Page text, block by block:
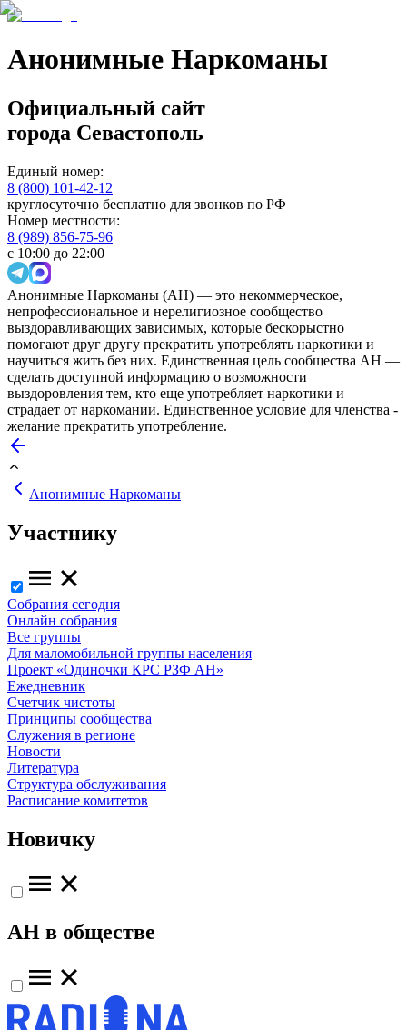
Анонимные Наркоманы
Официальный сайт
города Севастополь
Единый номер:
8 (800) 101-42-12
круглосуточно бесплатно для звонков по РФ
Номер местности:
8 (989) 856-75-96
с 10:00 до 22:00
Анонимные Наркоманы (АН) — это некоммерческое,
непрофессиональное и нерелигиозное сообщество
выздоравливающих зависимых, которые бескорыстно
помогают друг другу прекратить употреблять наркотики и
научиться жить без них. Единственная цель сообщества АН —
сделать доступной информацию о возможности
выздоровления тем, кто еще употребляет наркотики и
страдает от наркомании. Единственное условие для членства -
желание прекратить употребление.
Анонимные Наркоманы
Участнику
Собрания сегодня
Онлайн собрания
Все группы
Для маломобильной группы населения
Проект «Одиночки КРС РЗФ АН»
Ежедневник
Счетчик чистоты
Принципы сообщества
Служения в регионе
Новости
Литература
Структура обслуживания
Расписание комитетов
Новичку
АН в обществе